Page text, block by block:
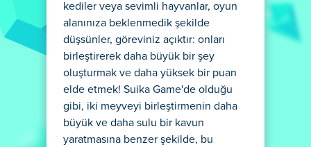
kediler veya sevimli hayvanlar, oyun
alanınıza beklenmedik şekilde
düşsünler, göreviniz açıktır: onları
birleştirerek daha büyük bir şey
oluşturmak ve daha yüksek bir puan
elde etmek! Suika Game'de olduğu
gibi, iki meyveyi birleştirmenin daha
büyük ve daha sulu bir kavun
yaratmasına benzer şekilde, bu